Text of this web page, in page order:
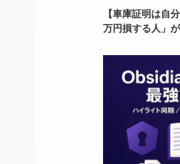
【車庫証明は自
万円損する人」